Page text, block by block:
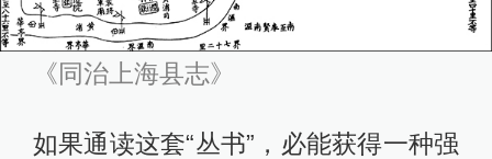
《同治上海县志》
如果通读这套“丛书”，必能获得一种强